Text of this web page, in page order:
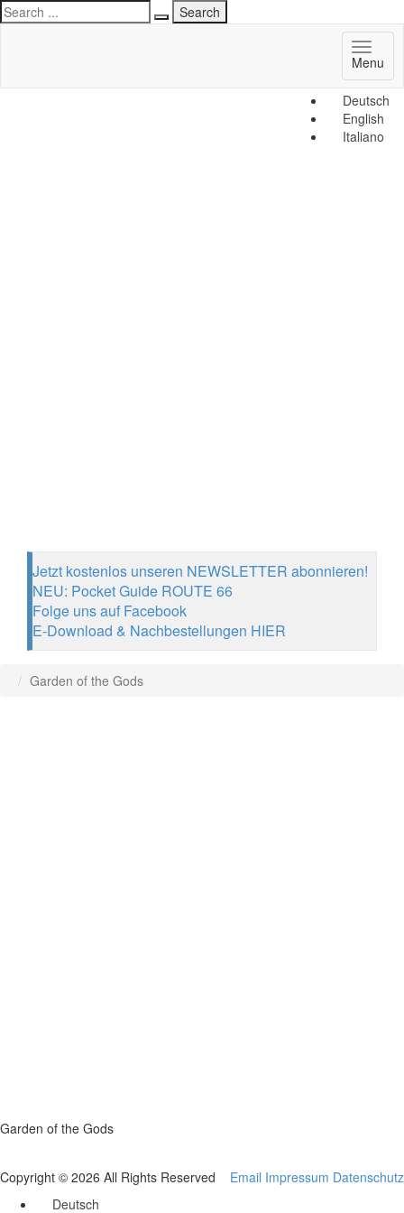
Deutsch
English
Italiano
Menu
Jetzt kostenlos unseren NEWSLETTER abonnieren!
NEU: Pocket Guide ROUTE 66
Folge uns auf Facebook
E-Download & Nachbestellungen HIER
Garden of the Gods
Garden of the Gods
Copyright © 2026 All Rights Reserved Email Impressum Datenschutz
Deutsch